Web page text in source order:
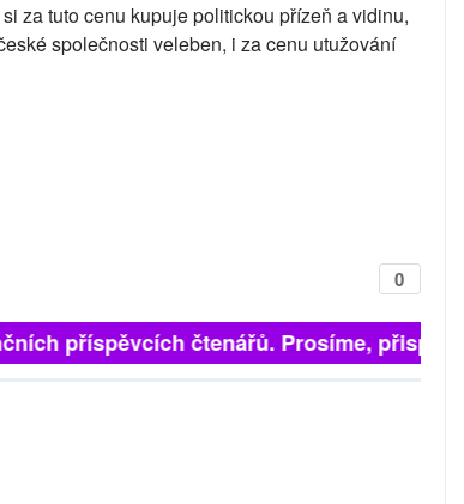
za tuto cenu kupuje politickou přízeň a vidinu,
společnosti veleben, i za cenu utužování
0
příspěvcích čtenářů. Prosíme,